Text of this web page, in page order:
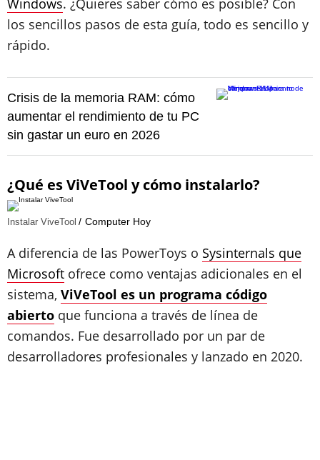
Windows. ¿Quieres saber cómo es posible? Con
los sencillos pasos de esta guía, todo es sencillo y
rápido.
Crisis de la memoria RAM: cómo
aumentar el rendimiento de tu PC
sin gastar un euro en 2026
¿Qué esViVeTool y cómo instalarlo?
Instalar ViveTool Computer Hoy
A diferencia de las PowerToys o Sysinternals que
Microsoft ofrece como ventajas adicionales en el
sistema, ViVeTool es un programa código
abierto que funciona a través de línea de
comandos. Fue desarrollado por un par de
desarrolladores profesionales y lanzado en 2020.